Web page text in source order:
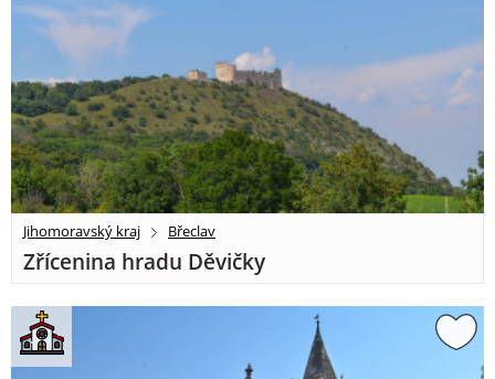
Jihomoravský kraj Břeclav
Zřícenina hradu Děvičky